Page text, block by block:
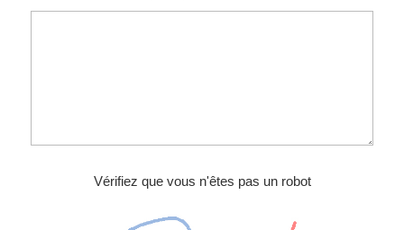
Vérifiez que vous n'êtes pas un robot